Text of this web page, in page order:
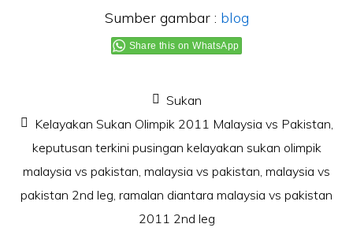
Sumber gambar : blog
Share this on WhatsApp
Sukan
Kelayakan Sukan Olimpik 2011 Malaysia vs Pakistan,
keputusan terkini pusingan kelayakan sukan olimpik
malaysia vs pakistan, malaysia vs pakistan, malaysia vs
pakistan 2nd leg, ramalan diantara malaysia vs pakistan
2011 2nd leg